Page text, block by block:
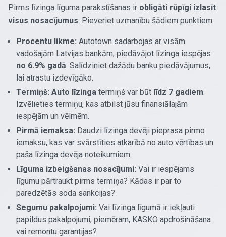
Pirms līzinga līguma parakstīšanas ir obligāti rūpīgi izlasīt
visus nosacījumus. Pieveriet uzmanību šādiem punktiem:
Procentu likme: Autotown sadarbojas ar visām
vadošajām Latvijas bankām, piedāvājot līzinga iespējas
no 6.9% gadā. Salīdziniet dažādu banku piedāvājumus,
lai atrastu izdevīgāko.
Termiņš: Auto līzinga termiņš var būt līdz 7 gadiem.
Izvēlieties termiņu, kas atbilst jūsu finansiālajām
iespējām un vēlmēm.
Pirmā iemaksa: Daudzi līzinga devēji pieprasa pirmo
iemaksu, kas var svārstīties atkarībā no auto vērtības un
paša līzinga devēja noteikumiem.
Līguma izbeigšanas nosacījumi: Vai ir iespējams
līgumu pārtraukt pirms termiņa? Kādas ir par to
paredzētās soda sankcijas?
Segumu pakalpojumi: Vai līzinga līgumā ir iekļauti
papildus pakalpojumi, piemēram, KASKO apdrošināšana
vai remontu garantijas?